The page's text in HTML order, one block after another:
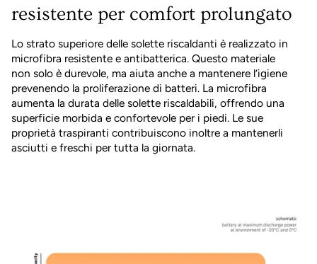
resistente per comfort prolungato
Lo strato superiore delle solette riscaldanti è realizzato in
microfibra resistente e antibatterica. Questo materiale
non solo è durevole, ma aiuta anche a mantenere l’igiene
prevenendo la proliferazione di batteri. La microfibra
aumenta la durata delle solette riscaldabili, offrendo una
superficie morbida e confortevole per i piedi. Le sue
proprietà traspiranti contribuiscono inoltre a mantenerli
asciutti e freschi per tutta la giornata.